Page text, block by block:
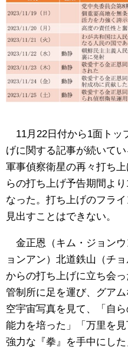
11月22日付から1面トッ
げに関する記事が続いて
軍事偵察衛星の再々打ち
らの打ち上げ予告期間よ
なった。打ち上げのフラ
見出すことはできない。
金正恩（キム・ジョン
ョンアン）北道鉄山（チ
からの打ち上げに立ち会
管制所に足を運び、グア
空宇宙写真を見て、「自
能力を培った」「万里を
強力な『拳』を手中にした